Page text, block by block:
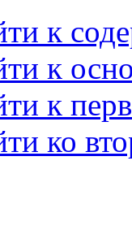
к
к
к
ко